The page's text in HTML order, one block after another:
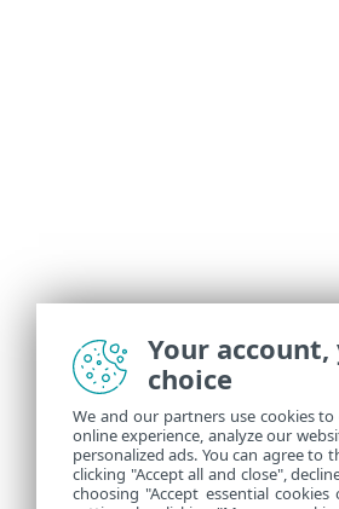
Your
choice
We and our partners use cookies
online experience, analyze our
personalized ads. You can agree to
clicking "Accept all and close",
choosing "Accept essential